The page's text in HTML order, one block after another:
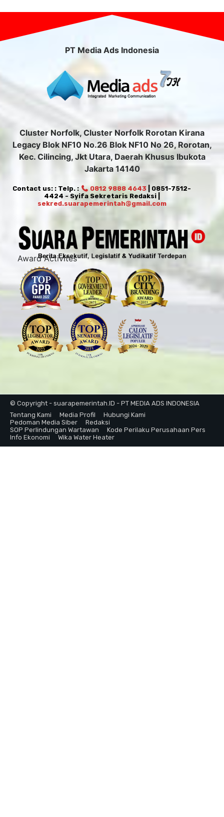
PT Media Ads Indonesia
Cluster Norfolk, Cluster Norfolk Rorotan Kirana
Legacy Blok NF10 No.26 Blok NF10 No 26, Rorotan,
Kec. Cilincing, Jkt Utara, Daerah Khusus Ibukota
Jakarta 14140
Contact us: : Telp. : 0812 9888 4643 | 0851-7512-
4424 - Syifa Sekretaris Redaksi |
sekred.suarapemerintah@gmail.com
Award Activites
© Copyright - suarapemerintah.ID - PT MEDIA ADS INDONESIA
Tentang Kami
Media Profil
Hubungi Kami
Pedoman Media Siber
Redaksi
SOP Perlindungan Wartawan
Kode Perilaku Perusahaan Pers
Info Ekonomi
Wika Water Heater